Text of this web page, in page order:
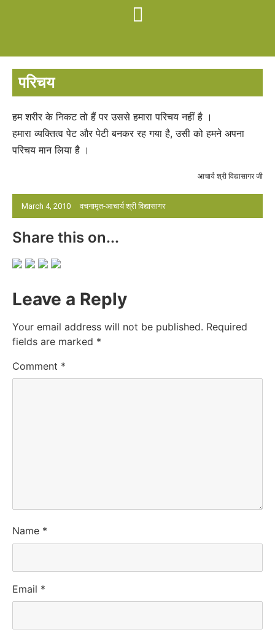
परिचय
March 4, 2010 वचनामृत-आचार्य श्री विद्यासागर
हम शरीर के निकट तो हैं पर उससे हमारा परिचय नहीं है ।
हमारा व्यक्तित्व पेट और पेटी बनकर रह गया है, उसी को हमने अपना
परिचय मान लिया है ।
आचार्य श्री विद्यासागर जी
Share this on...
Leave a Reply
Your email address will not be published. Required
fields are marked *
Comment *
Name *
Email *